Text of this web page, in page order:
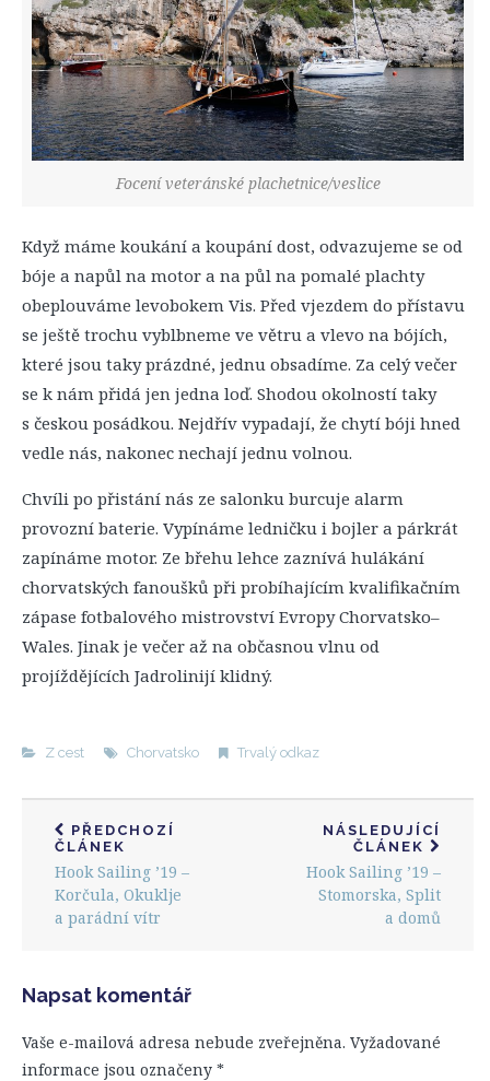
Focení veteránské plachetnice/veslice
Když máme koukání a koupání dost, odvazujeme se od
bóje a napůl na motor a na půl na pomalé plachty
obeplouváme levobokem Vis. Před vjezdem do přístavu
se ještě trochu vyblbneme ve větru a vlevo na bójích,
které jsou taky prázdné, jednu obsadíme. Za celý večer
se k nám přidá jen jedna loď. Shodou okolností taky
s českou posádkou. Nejdřív vypadají, že chytí bóji hned
vedle nás, nakonec nechají jednu volnou.
Chvíli po přistání nás ze salonku burcuje alarm
provozní baterie. Vypínáme ledničku i bojler a párkrát
zapínáme motor. Ze břehu lehce zaznívá hulákání
chorvatských fanoušků při probíhajícím kvalifikačním
zápase fotbalového mistrovství Evropy Chorvatsko–
Wales. Jinak je večer až na občasnou vlnu od
projíždějících Jadrolinijí klidný.
Z cest Chorvatsko Trvalý odkaz
PŘEDCHOZÍ
ČLÁNEK
Hook Sailing ’19 –
Korčula, Okuklje
a parádní vítr
NÁSLEDUJÍCÍ
ČLÁNEK
Hook Sailing ’19 –
Stomorska, Split
a domů
Napsat komentář
Vaše e-mailová adresa nebude zveřejněna. Vyžadované
informace jsou označeny *